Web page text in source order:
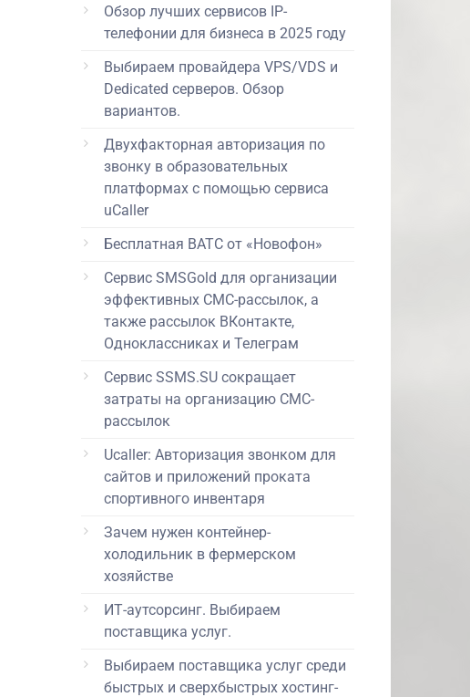
Обзор лучших сервисов IP-
телефонии для бизнеса в 2025 году
Выбираем провайдера VPS/VDS и
Dedicated серверов. Обзор
вариантов.
Двухфакторная авторизация по
звонку в образовательных
платформах с помощью сервиса
uCaller
Бесплатная ВАТС от «Новофон»
Сервис SMSGold для организации
эффективных СМС-рассылок, а
также рассылок ВКонтакте,
Одноклассниках и Телеграм
Сервис SSMS.SU сокращает
затраты на организацию СМС-
рассылок
Ucaller: Авторизация звонком для
сайтов и приложений проката
спортивного инвентаря
Зачем нужен контейнер-
холодильник в фермерском
хозяйстве
ИТ-аутсорсинг. Выбираем
поставщика услуг.
Выбираем поставщика услуг среди
быстрых и сверхбыстрых хостинг-